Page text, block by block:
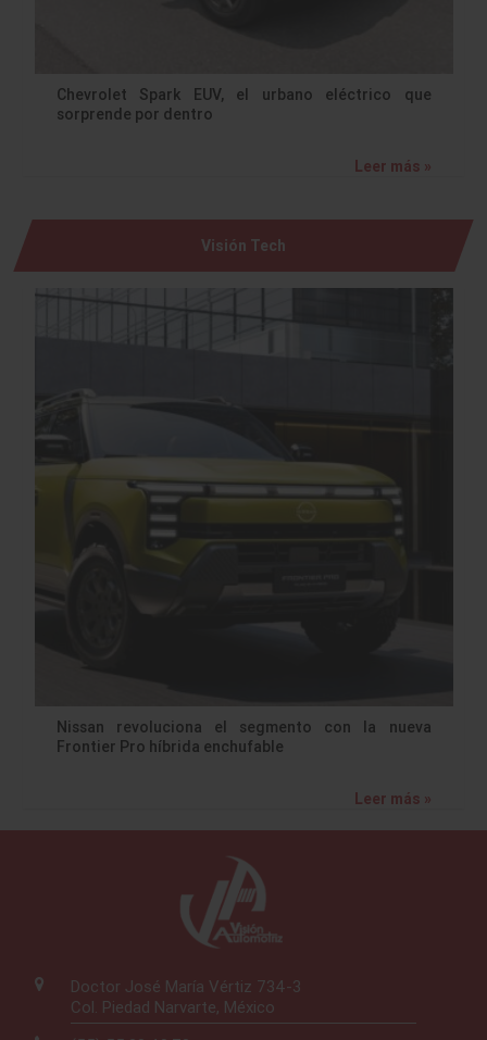
Chevrolet Spark EUV, el urbano eléctrico que
sorprende por dentro
Leer más »
Visión Tech
Nissan revoluciona el segmento con la nueva
Frontier Pro híbrida enchufable
Leer más »
Doctor José María Vértiz 734-3
Col. Piedad Narvarte, México